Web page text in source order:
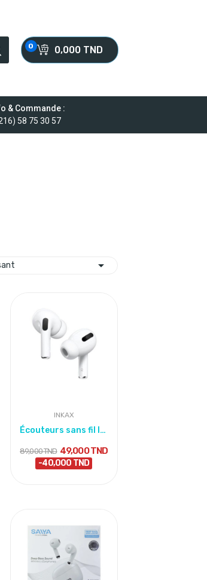
0,000 TND
0
& Commande :
58 75 30 57

INKAX
Écouteurs sans fil Inkax T03 BLUETOOTH - BLANC
89,000 TND 49,000 TND
-40,000 TND